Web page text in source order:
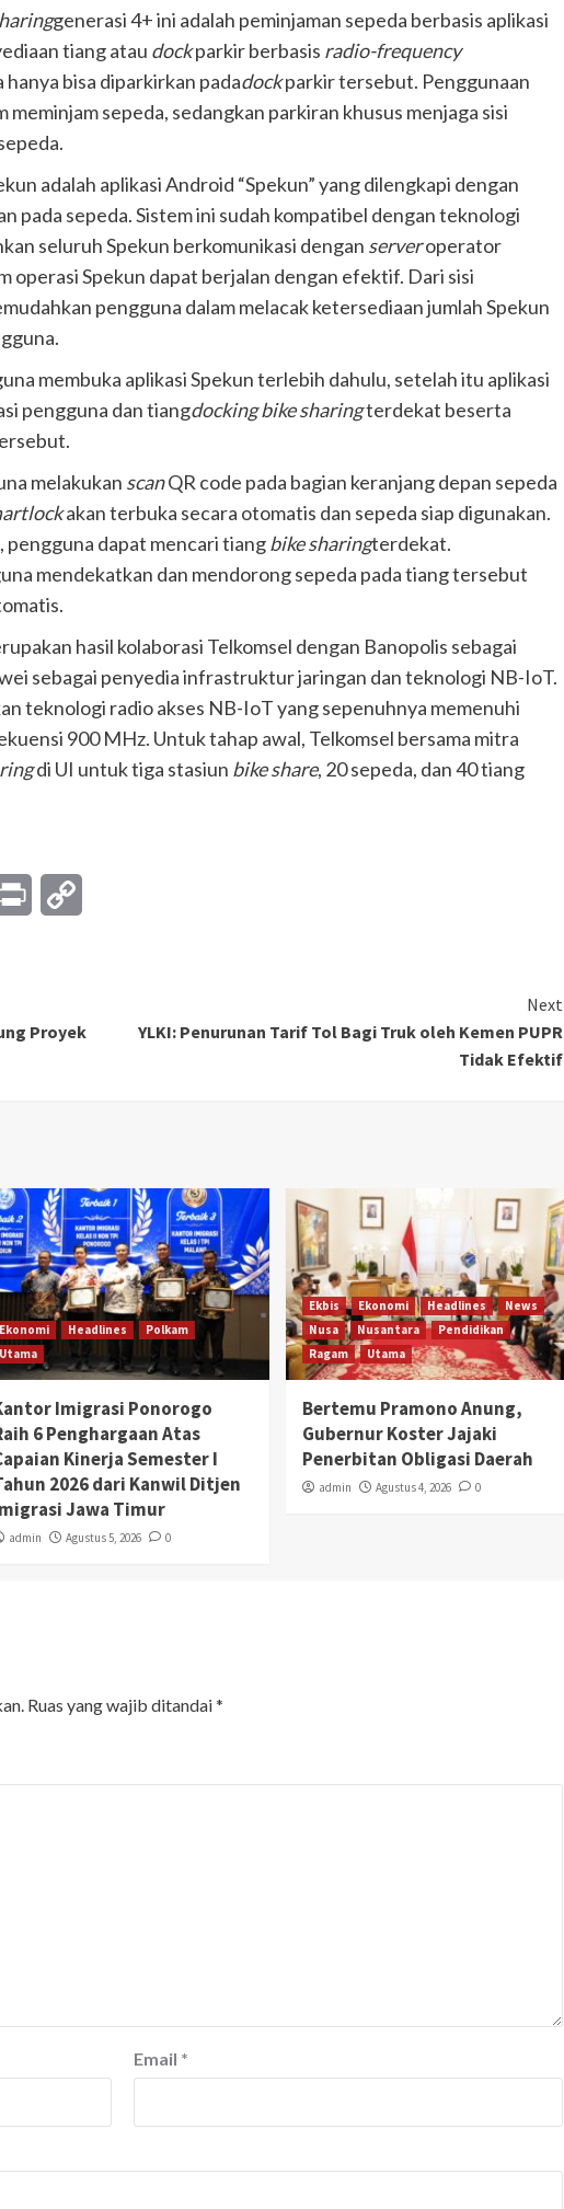
generasi 4+ ini adalah peminjaman sepeda berbasis aplikasi
tiang atau dockparkir berbasis radio-frequency
bisa diparkirkan padadockparkir tersebut. Penggunaan
meminjam sepeda, sedangkan parkiran khusus menjaga sisi
adalah aplikasi Android “Spekun” yang dilengkapi dengan
pada sepeda. Sistem ini sudah kompatibel dengan teknologi
seluruh Spekun berkomunikasi dengan serveroperator
operasi Spekun dapat berjalan dengan efektif. Dari sisi
pengguna dalam melacak ketersediaan jumlah Spekun
membuka aplikasi Spekun terlebih dahulu, setelah itu aplikasi
pengguna dan tiangdocking bike sharingterdekat beserta
melakukan scanQR code pada bagian keranjang depan sepeda
akan terbuka secara otomatis dan sepeda siap digunakan.
pengguna dapat mencari tiangbike sharingterdekat.
mendekatkan dan mendorong sepeda pada tiang tersebut
hasil kolaborasi Telkomsel dengan Banopolis sebagai
sebagai penyedia infrastruktur jaringan dan teknologi NB-IoT.
teknologi radio akses NB-IoT yang sepenuhnya memenuhi
900 MHz. Untuk tahap awal, Telkomsel bersama mitra
di UI untuk tiga stasiun bike share, 20 sepeda, dan 40 tiang
Print
Proyek
Next
YLKI: Penurunan Tarif Tol Bagi Truk oleh Kemen PUPR
Tidak Efektif
Ekonomi Headlines
Polkam
Utama
Imigrasi Ponorogo
6 Penghargaan Atas
Kinerja Semester I
2026 dari Kanwil Ditjen
Jawa Timur
admin Agustus 5, 2026 0
Ekbis Ekonomi Headlines
News
Nusa
Nusantara
Pendidikan
Ragam
Utama
Bertemu Pramono Anung,
Gubernur Koster Jajaki
Penerbitan Obligasi Daerah
admin Agustus 4, 2026 0
Ruas yang wajib ditandai*
Email *